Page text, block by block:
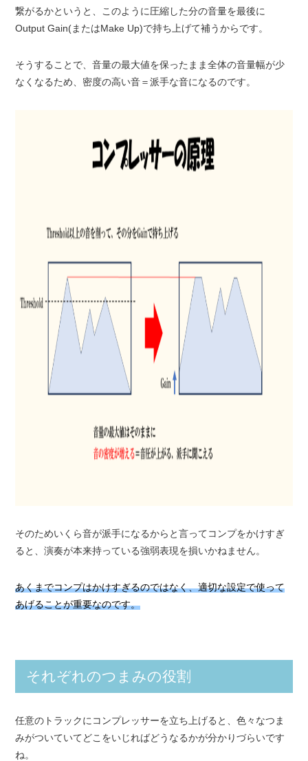
繋がるかというと、このように圧縮した分の音量を最後に
Output Gain(またはMake Up)で持ち上げて補うからです。
そうすることで、音量の最大値を保ったまま全体の音量幅が少
なくなるため、密度の高い音＝派手な音になるのです。
そのためいくら音が派手になるからと言ってコンプをかけすぎ
ると、演奏が本来持っている強弱表現を損いかねません。
あくまでコンプはかけすぎるのではなく、適切な設定で使って
あげることが重要なのです。
それぞれのつまみの役割
任意のトラックにコンプレッサーを立ち上げると、色々なつま
みがついていてどこをいじればどうなるかが分かりづらいです
ね。